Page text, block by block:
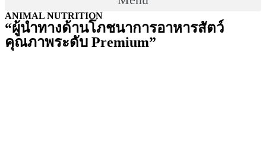
ANIMAL NUTRITION
“ผู้นำทางด้านโภชนาการอาหารสัตว์
คุณภาพระดับ Premium”